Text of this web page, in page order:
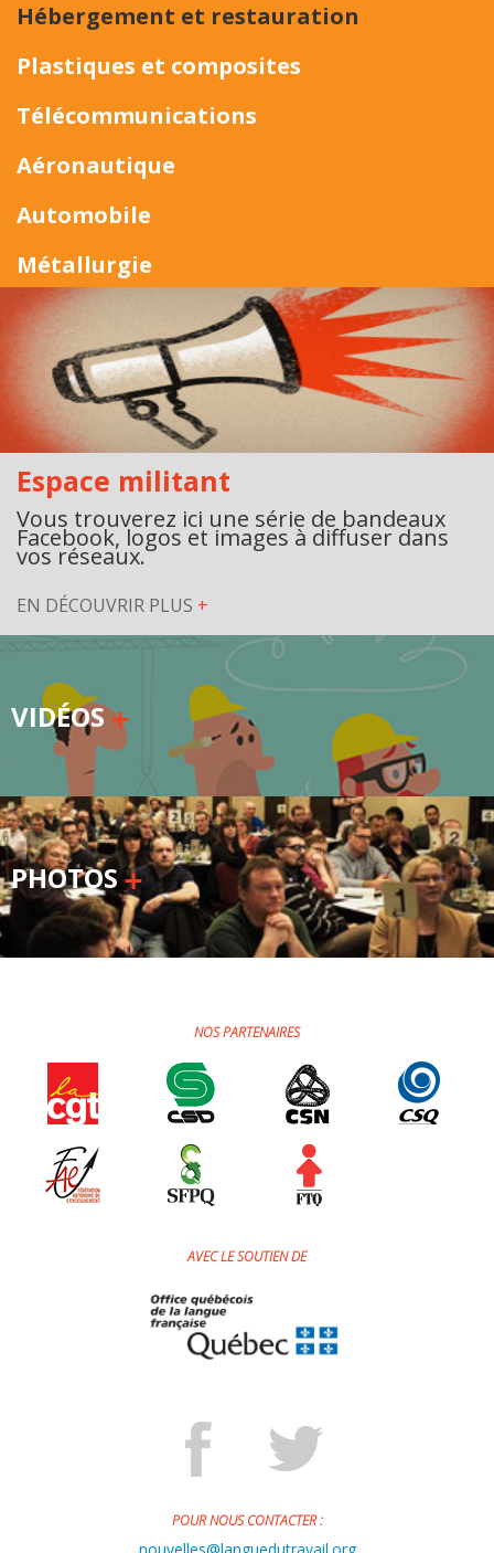
Hébergement et restauration
Plastiques et composites
Télécommunications
Aéronautique
Automobile
Métallurgie
Espace militant
Vous trouverez ici une série de bandeaux
Facebook, logos et images à diffuser dans
vos réseaux.
EN DÉCOUVRIR PLUS +
VIDÉOS
PHOTOS
NOS PARTENAIRES
AVEC LE SOUTIEN DE
POUR NOUS CONTACTER :